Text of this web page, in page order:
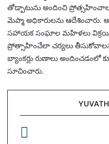
తోడ్పాటును అందించి
మెప్మా అధికారులను ఆదేశించారు.
సహాయక సంఘాల మహిళలు విక్రయించే
ప్రోత్సాహించేలా చర్యలు
బ్యాంకర్లు రుణాలు అందించడంలో
సూచించారు.